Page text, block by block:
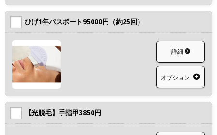
ひげ1年パスポート95000円（約25回）
詳細
オプション
【光脱毛】手指甲3850円